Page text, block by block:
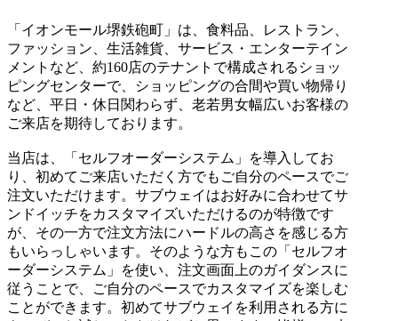
「イオンモール堺鉄砲町」は、食料品、レストラン、
ファッション、生活雑貨、サービス・エンターテイン
メントなど、約160店のテナントで構成されるショッ
ピングセンターで、ショッピングの合間や買い物帰り
など、平日・休日関わらず、老若男女幅広いお客様の
ご来店を期待しております。
当店は、「セルフオーダーシステム」を導入してお
り、初めてご来店いただく方でもご自分のペースでご
注文いただけます。サブウェイはお好みに合わせてサ
ンドイッチをカスタマイズいただけるのが特徴です
が、その一方で注文方法にハードルの高さを感じる方
もいらっしゃいます。そのような方もこの「セルフオ
ーダーシステム」を使い、注文画面上のガイダンスに
従うことで、ご自分のペースでカスタマイズを楽しむ
ことができます。初めてサブウェイを利用される方に